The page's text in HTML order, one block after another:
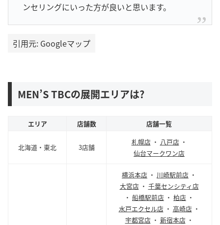
ンセリングにいった方が良いと思います。
引用元: Googleマップ
MEN’S TBCの展開エリアは?
エリア 店舗数 店舗一覧
北海道・東北 3店舗
札幌店・ 八戸店・
仙台マークワン店
横浜本店 ・ 川崎駅前店 ・
大宮店・ 千葉センシティ店
・ 船橋駅前店 ・ 柏店 ・
水戸エクセル店・ 高崎店・
宇都宮店・ 新宿本店・